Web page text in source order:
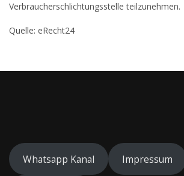
Verbraucherschlichtungsstelle teilzunehmen.
Quelle: eRecht24
Whatsapp Kanal Impressum